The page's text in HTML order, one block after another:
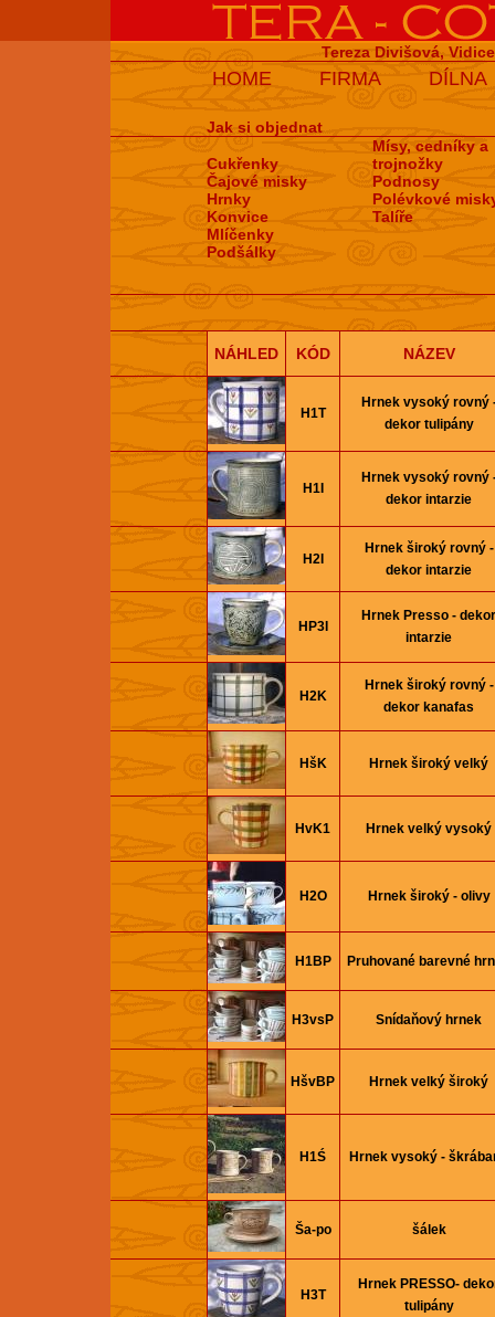
Tereza Divišová,
HOME FIRMA DÍLNA
Jak si objednat
Cukřenky
Čajové misky
Hrnky
Konvice
Mlíčenky
Podšálky
Mísy, cedníky a
trojnožky
Podnosy
Polévkové
Talíře
NÁHLED KÓD NÁZEV
H1T
Hrnek vysoký rovný
dekor tulipány
H1I
Hrnek vysoký rovný
dekor intarzie
H2I
Hrnek široký rovný -
dekor intarzie
HP3I
Hrnek Presso - dekor
intarzie
H2K
Hrnek široký rovný -
dekor kanafas
HšK Hrnek široký velký
HvK1 Hrnek velký vysoký
H2O Hrnek široký - olivy
H1BP Pruhované barevné
H3vsP Snídaňový hrnek
HšvBP Hrnek velký široký
H1Ś Hrnek vysoký -
Ša-po šálek
H3T
Hrnek PRESSO-
tulipány